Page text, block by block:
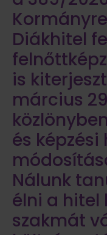
Diákhitel
is
március
és
Nálunk
élni a hitel
szakmát